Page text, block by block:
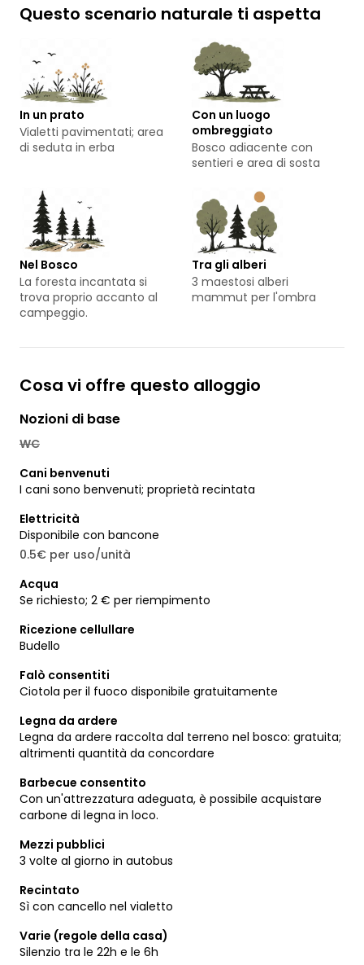
Questo scenario naturale ti aspetta
In un prato
Vialetti pavimentati; area
di seduta in erba
Con un luogo
ombreggiato
Bosco adiacente con
sentieri e area di sosta
Nel Bosco
La foresta incantata si
trova proprio accanto al
campeggio.
Tra gli alberi
3 maestosi alberi
mammut per l'ombra
Cosa vi offre questo alloggio
Nozioni di base
WC
Cani benvenuti
I cani sono benvenuti; proprietà recintata
Elettricità
Disponibile con bancone
0.5€ per uso/unità
Acqua
Se richiesto; 2 € per riempimento
Ricezione cellullare
Budello
Falò consentiti
Ciotola per il fuoco disponibile gratuitamente
Legna da ardere
Legna da ardere raccolta dal terreno nel bosco: gratuita;
altrimenti quantità da concordare
Barbecue consentito
Con un'attrezzatura adeguata, è possibile acquistare
carbone di legna in loco.
Mezzi pubblici
3 volte al giorno in autobus
Recintato
Sì con cancello nel vialetto
Varie (regole della casa)
Silenzio tra le 22h e le 6h